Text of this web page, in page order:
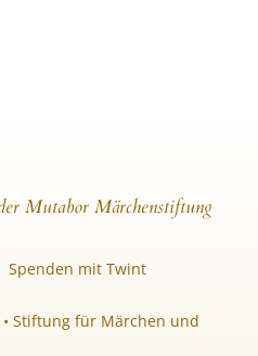
Mutabor Märchenstiftung
Spenden mit Twint
Stiftung für Märchen und